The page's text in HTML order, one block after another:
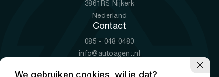
3861RS Nijkerk
Nederland
Contact
085 - 048 0480
info@autoagent.nl
We gebruiken cookies, wil je dat?